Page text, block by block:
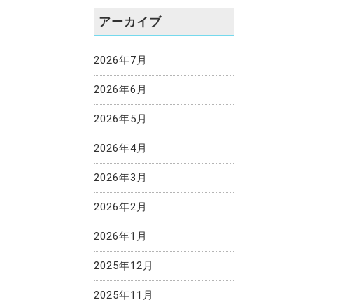
アーカイブ
2026年7月
2026年6月
2026年5月
2026年4月
2026年3月
2026年2月
2026年1月
2025年12月
2025年11月